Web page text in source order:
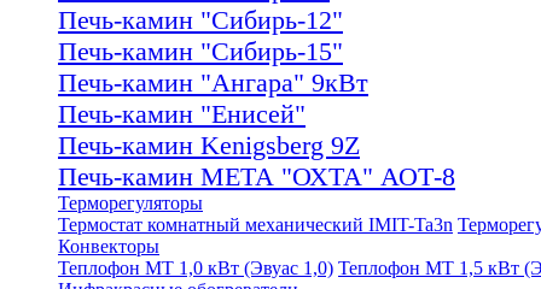
Печь-камин "Сибирь-12"
Печь-камин "Сибирь-15"
Печь-камин "Ангара" 9кВт
Печь-камин "Енисей"
Печь-камин Kenigsberg 9Z
Печь-камин МЕТА "ОХТА" АОТ-8
Терморегуляторы
Термостат комнатный механический IMIT-Ta3n
Конвекторы
Теплофон МТ 1,0 кВт (Эвуас 1,0) Теплофон МТ 1,5 кВт